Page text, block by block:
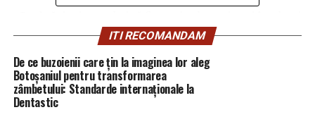
şi să avem viziune şi să considerăm că lumea se
civilizează şi nu ne întoarcem cu 20-30 de ani în spate”,
a mai spus Gabriela Firea.
ARTICOLE PE ACEIASI TEMA:
ITI RECOMANDAM
De ce buzoienii care țin la imaginea lor aleg
Botoșaniul pentru transformarea
zâmbetului: Standarde internaționale la
Dentastic